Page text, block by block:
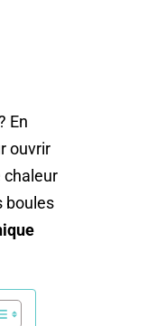
En
ouvrir
chaleur
boules